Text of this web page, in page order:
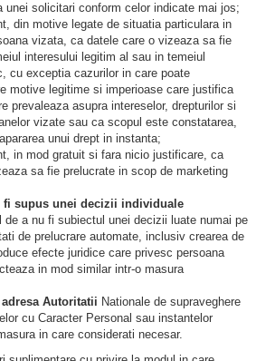
unei solicitari conform celor indicate mai jos;
din motive legate de situatia particulara in
vizata, ca datele care o vizeaza sa fie
interesului legitim al sau in temeiul
cu exceptia cazurilor in care poate
motive legitime si imperioase care justifica
prevaleaza asupra intereselor, drepturilor si
vizate sau ca scopul este constatarea,
unui drept in instanta;
in mod gratuit si fara nicio justificare, ca
sa fie prelucrate in scop de marketing
fi supus unei decizii individuale
de a nu fi subiectul unei decizii luate numai pe
de prelucrare automate, inclusiv crearea de
efecte juridice care privesc persoana
in mod similar intr-o masura
Autoritatii Nationale de supraveghere
cu Caracter Personal sau instantelor
in care considerati necesar.